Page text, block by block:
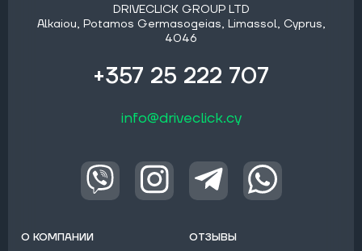
DRIVECLICK GROUP LTD
Alkaiou, Potamos Germasogeias, Limassol, Cyprus,
4046
+357 25 222 707
info@driveclick.cy
О КОМПАНИИ
ОТЗЫВЫ